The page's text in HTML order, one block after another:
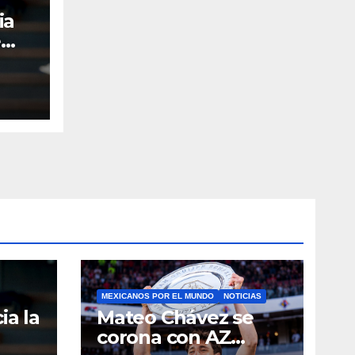
la
MEXICANOS POR EL MUNDO NOTICIAS
Mateo Chávez se
corona con AZ